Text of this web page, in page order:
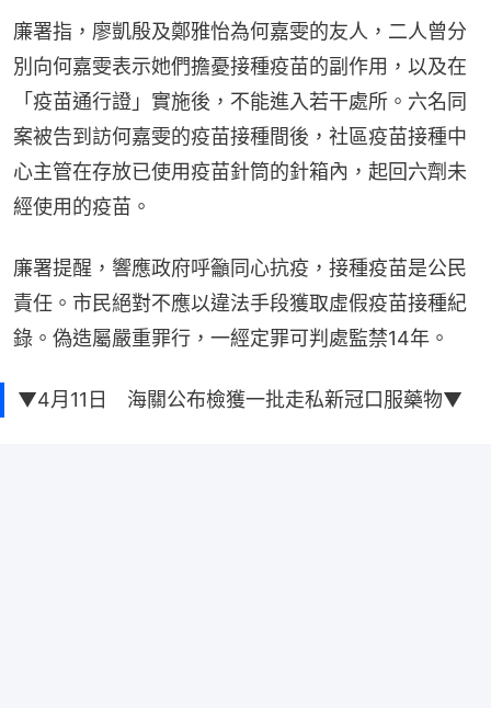
廉署指，廖凱殷及鄭雅怡為何嘉雯的友人，二人曾分
別向何嘉雯表示她們擔憂接種疫苗的副作用，以及在
「疫苗通行證」實施後，不能進入若干處所。六名同
案被告到訪何嘉雯的疫苗接種間後，社區疫苗接種中
心主管在存放已使用疫苗針筒的針箱內，起回六劑未
經使用的疫苗。
廉署提醒，響應政府呼籲同心抗疫，接種疫苗是公民
責任。市民絕對不應以違法手段獲取虛假疫苗接種紀
錄。偽造屬嚴重罪行，一經定罪可判處監禁14年。
▼4月11日 海關公布檢獲一批走私新冠口服藥物▼